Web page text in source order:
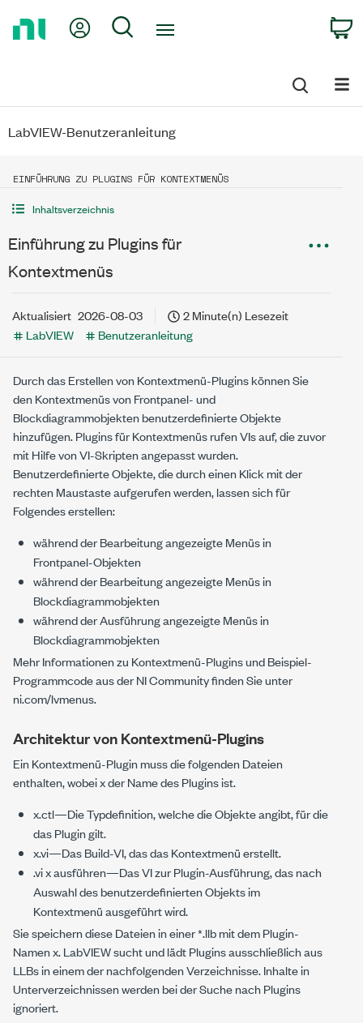
My Account
Search
LabVIEW-Benutzeranleitung
EINFÜHRUNG ZU PLUGINS FÜR KONTEXTMENÜS
Inhaltsverzeichnis
Einführung zu Plugins für
Kontextmenüs
Aktualisiert 2026-08-03
2 Minute(n) Lesezeit
LabVIEW
Benutzeranleitung
Durch das Erstellen von Kontextmenü-Plugins können Sie
den Kontextmenüs von Frontpanel- und
Blockdiagrammobjekten benutzerdefinierte Objekte
hinzufügen. Plugins für Kontextmenüs rufen VIs auf, die zuvor
mit Hilfe von VI-Skripten angepasst wurden.
Benutzerdefinierte Objekte, die durch einen Klick mit der
rechten Maustaste aufgerufen werden, lassen sich für
Folgendes erstellen:
während der Bearbeitung angezeigte Menüs in
Frontpanel-Objekten
während der Bearbeitung angezeigte Menüs in
Blockdiagrammobjekten
während der Ausführung angezeigte Menüs in
Blockdiagrammobjekten
Mehr Informationen zu Kontextmenü-Plugins und Beispiel-
Programmcode aus der NI Community finden Sie unter
ni.com/lvmenus.
Architektur von Kontextmenü-Plugins
Ein Kontextmenü-Plugin muss die folgenden Dateien
enthalten, wobeixder Name des Plugins ist.
x.ctl—Die Typdefinition, welche die Objekte angibt, für die
das Plugin gilt.
x.vi—Das Build-VI, das das Kontextmenü erstellt.
.vixausführen—Das VI zur Plugin-Ausführung, das nach
Auswahl des benutzerdefinierten Objekts im
Kontextmenü ausgeführt wird.
Sie speichern diese Dateien in einer*.llbmit dem Plugin-
Namen x. LabVIEW sucht und lädt Plugins ausschließlich aus
LLBs in einem der nachfolgenden Verzeichnisse. Inhalte in
Unterverzeichnissen werden bei der Suche nach Plugins
ignoriert.